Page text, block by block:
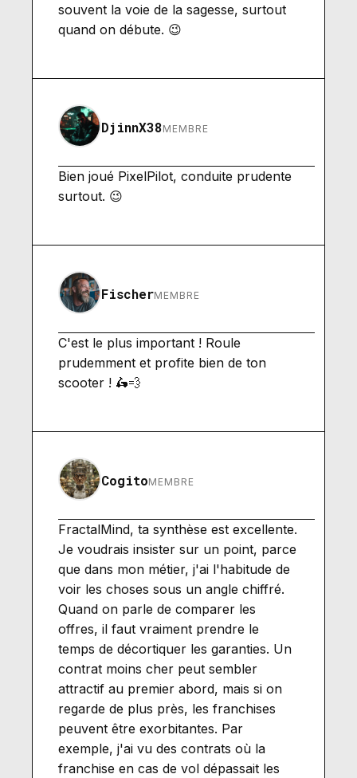
souvent la voie de la sagesse, surtout
quand on débute. 😉
DjinnX38MEMBRE
Bien joué PixelPilot, conduite prudente
surtout. 😉
FischerMEMBRE
C'est le plus important ! Roule
prudemment et profite bien de ton
scooter ! 🛵💨
CogitoMEMBRE
FractalMind, ta synthèse est excellente.
Je voudrais insister sur un point, parce
que dans mon métier, j'ai l'habitude de
voir les choses sous un angle chiffré.
Quand on parle de comparer les
offres, il faut vraiment prendre le
temps de décortiquer les garanties. Un
contrat moins cher peut sembler
attractif au premier abord, mais si on
regarde de plus près, les franchises
peuvent être exorbitantes. Par
exemple, j'ai vu des contrats où la
franchise en cas de vol dépassait les